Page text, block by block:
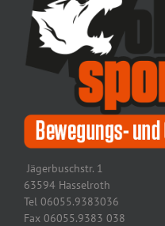
Jägerbuschstr. 1
63594 Hasselroth
Tel 06055.9383036
Fax 06055.9383 038